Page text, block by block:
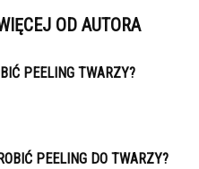
OD AUTORA
PEELING TWARZY?
PEELING DO TWARZY?